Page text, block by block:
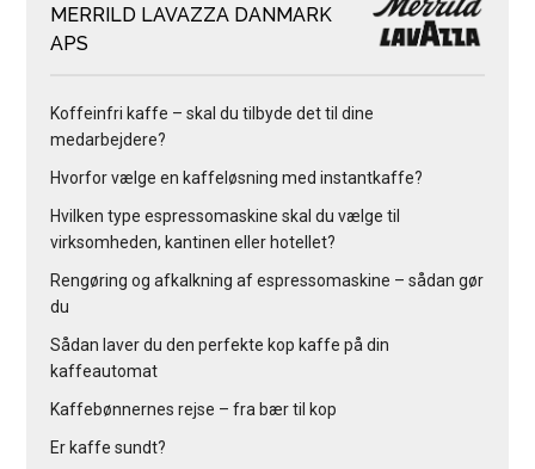
MERRILD LAVAZZA DANMARK
APS
Koffeinfri kaffe – skal du tilbyde det til dine
medarbejdere?
Hvorfor vælge en kaffeløsning med instantkaffe?
Hvilken type espressomaskine skal du vælge til
virksomheden, kantinen eller hotellet?
Rengøring og afkalkning af espressomaskine – sådan gør
du
Sådan laver du den perfekte kop kaffe på din
kaffeautomat
Kaffebønnernes rejse – fra bær til kop
Er kaffe sundt?